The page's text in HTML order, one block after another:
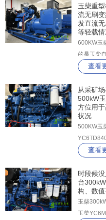
无论在何
载冲击，
玉柴重
流无刷
发直流
等轻载
600KW玉
的是玉柴
一台经过
查看
从采矿
500kW
方位用
状况
500KW玉
额561kW
海斯坦福
查看
时段候
台
构、数
玉柴
玉柴